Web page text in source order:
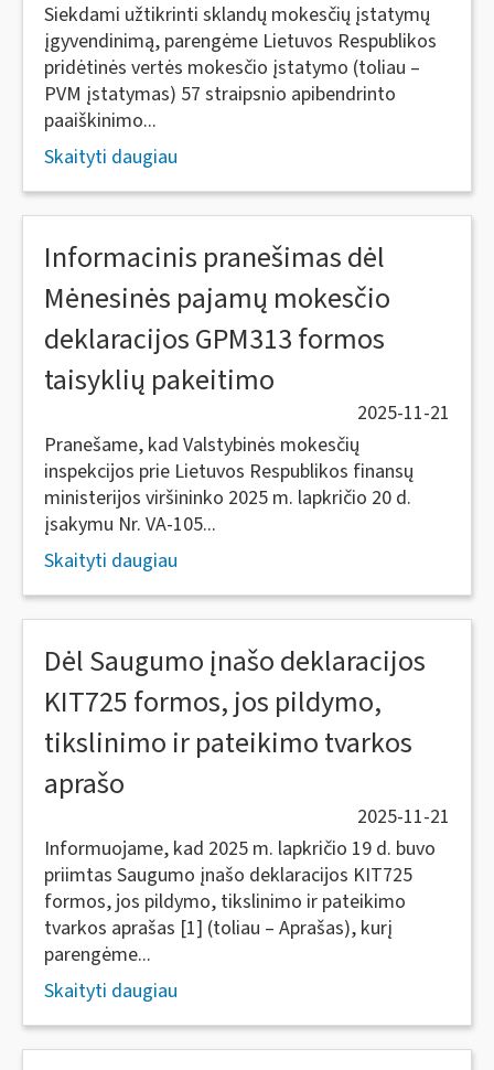
Siekdami užtikrinti sklandų mokesčių įstatymų
įgyvendinimą, parengėme Lietuvos Respublikos
pridėtinės vertės mokesčio įstatymo (toliau –
PVM įstatymas) 57 straipsnio apibendrinto
paaiškinimo...
Skaityti daugiau
Informacinis pranešimas dėl
Mėnesinės pajamų mokesčio
deklaracijos GPM313 formos
taisyklių pakeitimo
2025-11-21
Pranešame, kad Valstybinės mokesčių
inspekcijos prie Lietuvos Respublikos finansų
ministerijos viršininko 2025 m. lapkričio 20 d.
įsakymu Nr. VA-105...
Skaityti daugiau
Dėl Saugumo įnašo deklaracijos
KIT725 formos, jos pildymo,
tikslinimo ir pateikimo tvarkos
aprašo
2025-11-21
Informuojame, kad 2025 m. lapkričio 19 d. buvo
priimtas Saugumo įnašo deklaracijos KIT725
formos, jos pildymo, tikslinimo ir pateikimo
tvarkos aprašas [1] (toliau – Aprašas), kurį
parengėme...
Skaityti daugiau